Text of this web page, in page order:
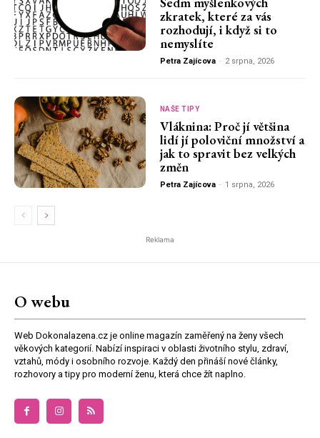
zkratek, které za vás
rozhodují, i když si to
nemyslíte
Petra Zajícova - 2 srpna, 2026
NAŠE TIPY
Vláknina: Proč jí většina
lidí jí poloviční množství a
jak to spravit bez velkých
změn
Petra Zajícova - 1 srpna, 2026
Reklama
O webu
Web Dokonalazena.cz je online magazín zaměřený na ženy všech
věkových kategorií. Nabízí inspiraci v oblasti životního stylu, zdraví,
vztahů, módy i osobního rozvoje. Každý den přináší nové články,
rozhovory a tipy pro moderní ženu, která chce žít naplno.